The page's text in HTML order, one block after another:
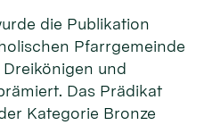
die Publikation
Pfarrgemeinde
und
Das Prädikat
Kategorie Bronze